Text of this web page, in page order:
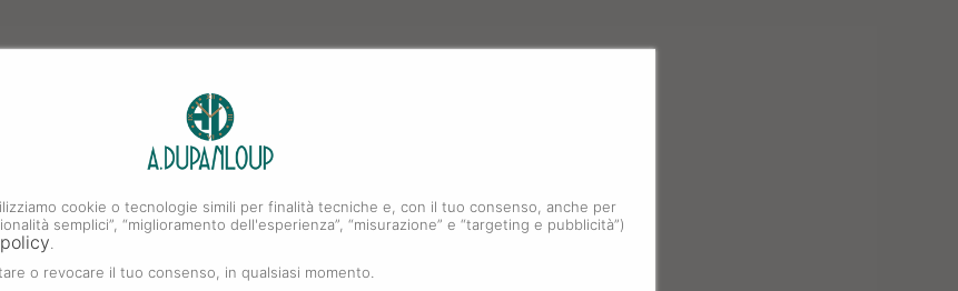
cookie o tecnologie simili per finalità tecniche e, con il tuo consenso, anche per
semplici”, “miglioramento dell'esperienza”, “misurazione” e “targeting e pubblicità”)
o revocare il tuo consenso, in qualsiasi momento.